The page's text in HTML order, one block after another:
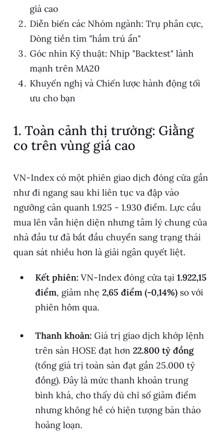
giá cao
Diễn biến các Nhóm ngành: Trụ phân cực,
Dòng tiền tìm "hầm trú ẩn"
Góc nhìn Kỹ thuật: Nhịp "Backtest" lành
mạnh trên MA20
Khuyến nghị và Chiến lược hành động tối
ưu cho bạn
1. Toàn cảnh thị trường: Giằng
co trên vùng giá cao
VN-Index có một phiên giao dịch đóng cửa gần
như đi ngang sau khi liên tục va đập vào
ngưỡng cản quanh 1.925 - 1.930 điểm. Lực cầu
mua lên vẫn hiện diện nhưng tâm lý chung của
nhà đầu tư đã bắt đầu chuyển sang trạng thái
quan sát nhiều hơn là giải ngân quyết liệt.
Kết phiên:VN-Index đóng cửa tại 1.922,15
điểm, giảm nhẹ 2,65 điểm (-0,14%)so với
phiên hôm qua.
Thanh khoản:Giá trị giao dịch khớp lệnh
trên sàn HOSE đạt hơn 22.800 tỷ đồng
(tổng giá trị toàn sàn đạt gần 25.000 tỷ
đồng). Đây là mức thanh khoản trung
bình khá, cho thấy dù chỉ số giảm điểm
nhưng không hề có hiện tượng bán tháo
hoảng loạn.